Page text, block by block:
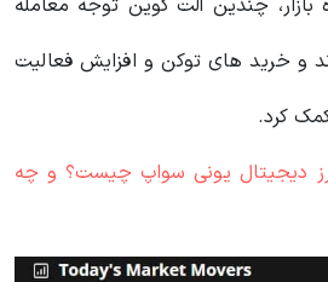
چندین آلت کوین توجه معامله
و خرید های توکن و افزایش فعالیت
کرد.
دیجیتال یونی سواپ چیست؟ و چه